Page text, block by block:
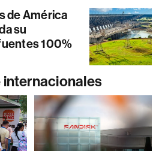
de América
su
100%